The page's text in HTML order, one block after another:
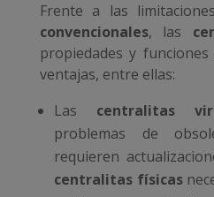
Frente a las
convencionales, las
propiedades y
ventajas, entre ellas:
Las centralitas
problemas de
requieren
centralitas físicas